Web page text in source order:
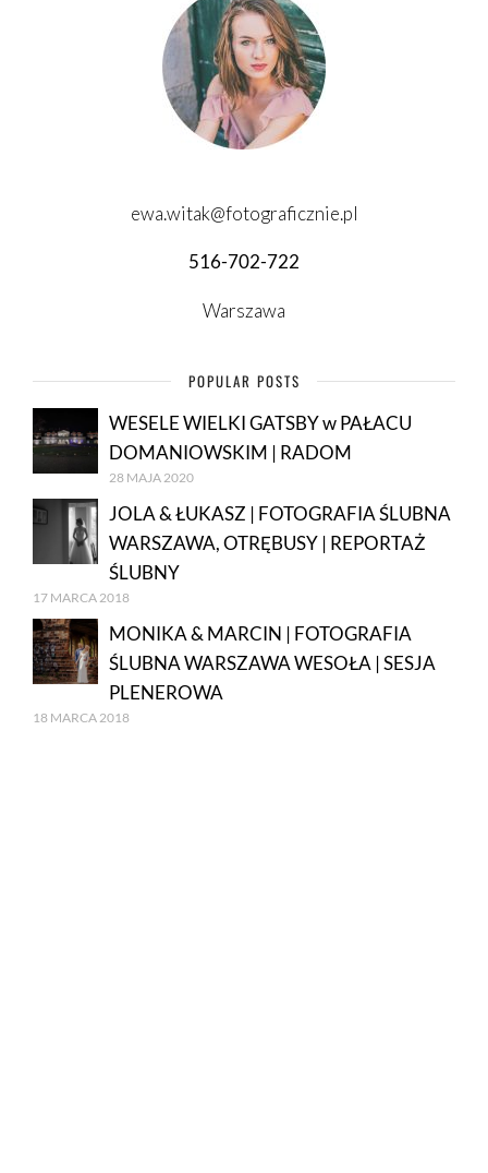
ewa.witak@fotograficznie.pl
516-702-722
Warszawa
POPULAR POSTS
WESELE WIELKI GATSBY w PAŁACU
DOMANIOWSKIM | RADOM
28 MAJA 2020
JOLA & ŁUKASZ | FOTOGRAFIA ŚLUBNA
WARSZAWA, OTRĘBUSY | REPORTAŻ
ŚLUBNY
17 MARCA 2018
MONIKA & MARCIN | FOTOGRAFIA
ŚLUBNA WARSZAWA WESOŁA | SESJA
PLENEROWA
18 MARCA 2018